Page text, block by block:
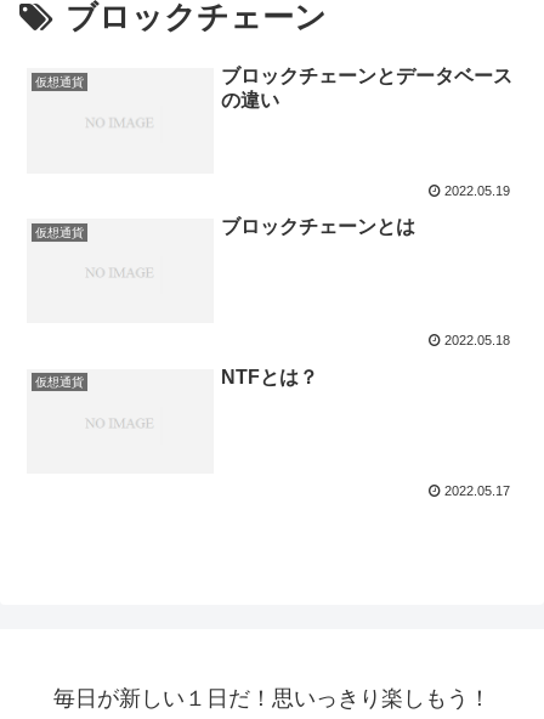
ブロックチェーン
仮想通貨
ブロックチェーンとデータベース
の違い
2022.05.19
仮想通貨 ブロックチェーンとは
2022.05.18
仮想通貨 NTFとは？
2022.05.17
毎日が新しい１日だ！思いっきり楽しもう！